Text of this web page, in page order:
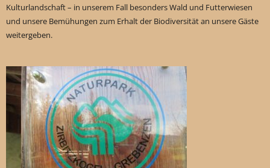
Kulturlandschaft – in unserem Fall besonders Wald und Futterwiesen
und unsere Bemühungen zum Erhalt der Biodiversität an unsere Gäste
weitergeben.